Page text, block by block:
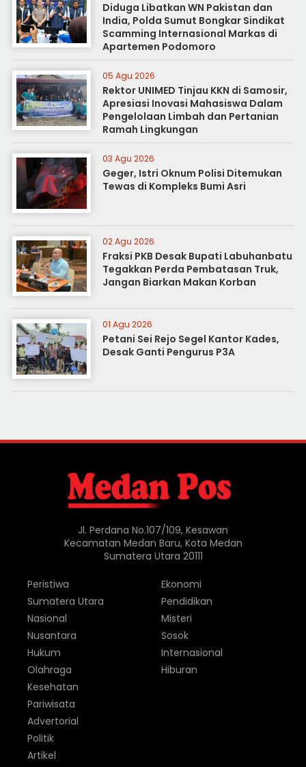
Diduga Libatkan WN Pakistan dan
India, Polda Sumut Bongkar Sindikat
Scamming Internasional Markas di
Apartemen Podomoro
05 Agu 2026
Rektor UNIMED Tinjau KKN di Samosir,
Apresiasi Inovasi Mahasiswa Dalam
Pengelolaan Limbah dan Pertanian
Ramah Lingkungan
03 Agu 2026
Geger, Istri Oknum Polisi Ditemukan
Tewas di Kompleks Bumi Asri
02 Agu 2026
Fraksi PKB Desak Bupati Labuhanbatu
Tegakkan Perda Pembatasan Truk,
Jangan Biarkan Makan Korban
01 Agu 2026
Petani Sei Rejo Segel Kantor Kades,
Desak Ganti Pengurus P3A
Jl. Perdana No.107/109, Kesawan
Kecamatan Medan Baru, Kota Medan
Sumatera Utara 20111
Peristiwa
Sumatera Utara
Nasional
Nusantara
Hukum
Olahraga
Ekonomi
Pendidikan
Misteri
Sosok
Internasional
Hiburan
Kesehatan
Pariwisata
Advertorial
Politik
Artikel